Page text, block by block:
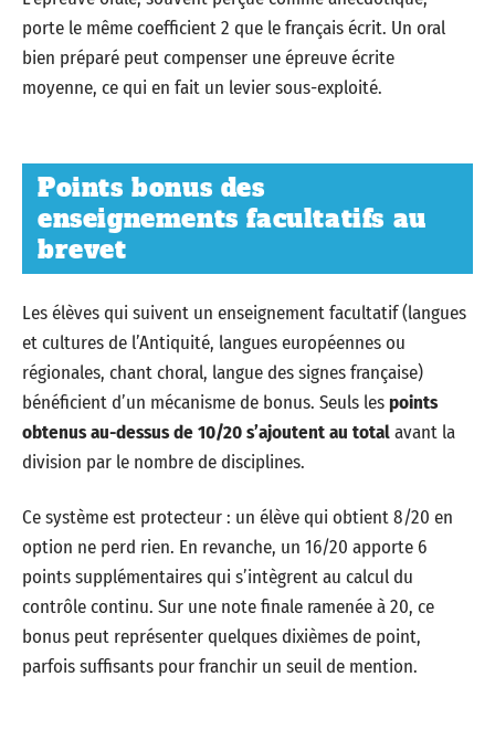
porte le même coefficient 2 que le français écrit. Un oral
bien préparé peut compenser une épreuve écrite
moyenne, ce qui en fait un levier sous-exploité.
Points bonus des
enseignements facultatifs au
brevet
Les élèves qui suivent un enseignement facultatif (langues
et cultures de l’Antiquité, langues européennes ou
régionales, chant choral, langue des signes française)
bénéficient d’un mécanisme de bonus. Seuls lespoints
obtenus au-dessus de 10/20 s’ajoutent au totalavant la
division par le nombre de disciplines.
Ce système est protecteur : un élève qui obtient 8/20 en
option ne perd rien. En revanche, un 16/20 apporte 6
points supplémentaires qui s’intègrent au calcul du
contrôle continu. Sur une note finale ramenée à 20, ce
bonus peut représenter quelques dixièmes de point,
parfois suffisants pour franchir un seuil de mention.